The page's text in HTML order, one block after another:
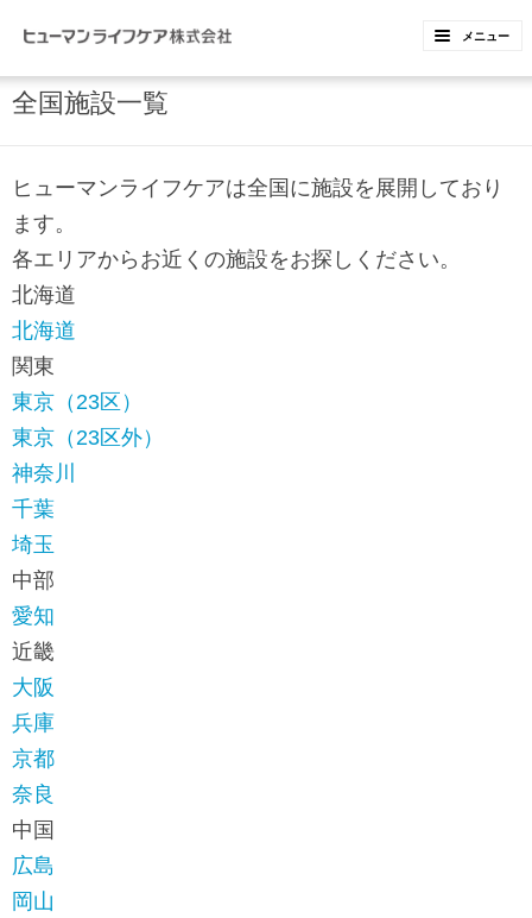
ジ
移
動
す
る
た
め
の
リ
ン
で
す
サ
イ
ト
内
共
通
メ
ニ
ュ
メニュー
全国施設一覧
ヒューマンライフケアは全国に施設を展開しており
ます。
各エリアからお近くの施設をお探しください。
北海道
北海道
関東
東京（23区）
東京（23区外）
神奈川
千葉
埼玉
中部
愛知
近畿
大阪
兵庫
京都
奈良
中国
広島
岡山
ジ
わ
り
で
す
ヘ
ッ
ダ
ー
情
に
戻
り
ま
す
ペ
ー
ジ
の
先
頭